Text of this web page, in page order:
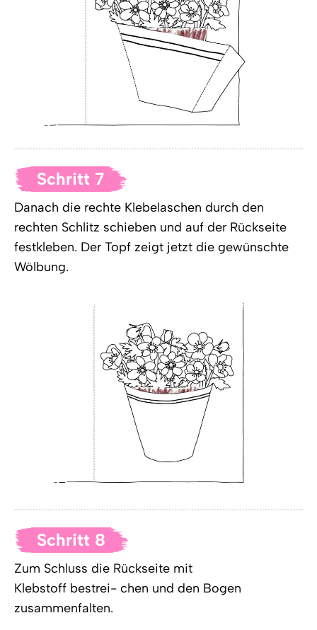
Schritt 7
Danach die rechte Klebelaschen durch den
rechten Schlitz schieben und auf der Rückseite
festkleben. Der Topf zeigt jetzt die gewünschte
Wölbung.
Schritt 8
Zum Schluss die Rückseite mit
Klebstoff bestrei- chen und den Bogen
zusammenfalten.